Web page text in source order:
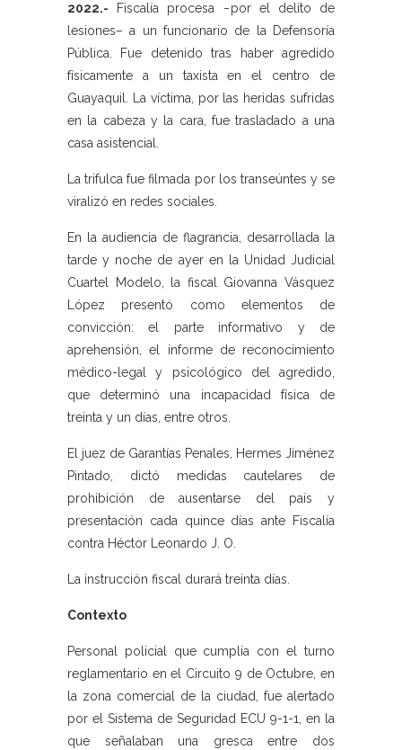
2022.- Fiscalía procesa –por el delito de
lesiones– a un funcionario de la Defensoría
Pública. Fue detenido tras haber agredido
físicamente a un taxista en el centro de
Guayaquil. La víctima, por las heridas sufridas
en la cabeza y la cara, fue trasladado a una
casa asistencial.
La trifulca fue filmada por los transeúntes y se
viralizó en redes sociales.
En la audiencia de flagrancia, desarrollada la
tarde y noche de ayer en la Unidad Judicial
Cuartel Modelo, la fiscal Giovanna Vásquez
López presentó como elementos de
convicción: el parte informativo y de
aprehensión, el informe de reconocimiento
médico-legal y psicológico del agredido,
que determinó una incapacidad física de
treinta y un días, entre otros.
El juez de Garantías Penales, Hermes Jiménez
Pintado, dictó medidas cautelares de
prohibición de ausentarse del país y
presentación cada quince días ante Fiscalía
contra Héctor Leonardo J. O.
La instrucción fiscal durará treinta días.
Contexto
Personal policial que cumplía con el turno
reglamentario en el Circuito 9 de Octubre, en
la zona comercial de la ciudad, fue alertado
por el Sistema de Seguridad ECU 9-1-1, en la
que señalaban una gresca entre dos